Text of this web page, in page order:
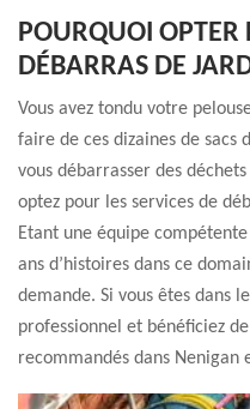
POURQUOI OPTER
DÉBARRAS DE
Vous avez tondu votre
faire de ces dizaines de sacs
vous débarrasser des
optez pour les services de
Etant une équipe
ans d’histoires dans ce
demande. Si vous êtes dans
professionnel et bénéficiez
recommandés dans Nenigan